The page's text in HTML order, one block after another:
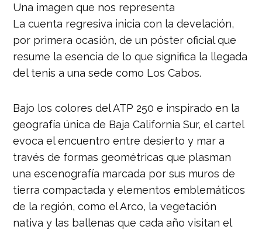
Una imagen que nos representa
La cuenta regresiva inicia con la develación,
por primera ocasión, de un póster oficial que
resume la esencia de lo que significa la llegada
del tenis a una sede como Los Cabos.
Bajo los colores del ATP 250 e inspirado en la
geografía única de Baja California Sur, el cartel
evoca el encuentro entre desierto y mar a
través de formas geométricas que plasman
una escenografía marcada por sus muros de
tierra compactada y elementos emblemáticos
de la región, como el Arco, la vegetación
nativa y las ballenas que cada año visitan el